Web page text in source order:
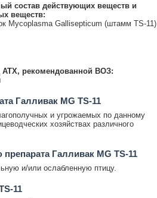
состав действующих веществ и
веществ:
Mycoplasma Gallisepticum (штамм TS-11)
АТХ, рекомендованной ВОЗ:
Галливак MG TS-11
и угрожаемых по данному
хозяйствах различного
Галливак MG TS-11
и/или ослабленную птицу.
11